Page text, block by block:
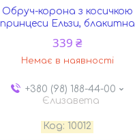
Обруч-корона з косичкою
принцеси Ельзи, блакитна
339 ₴
Немає в наявності
+380 (98) 188-44-00
Єлизавета
10012